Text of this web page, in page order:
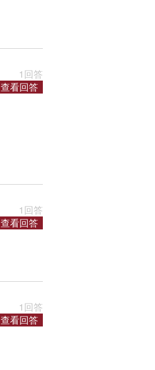
1回答
查看回答
1回答
查看回答
1回答
查看回答